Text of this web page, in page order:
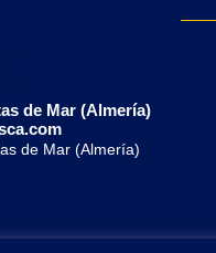
de Mar (Almería)
de Mar (Almería)